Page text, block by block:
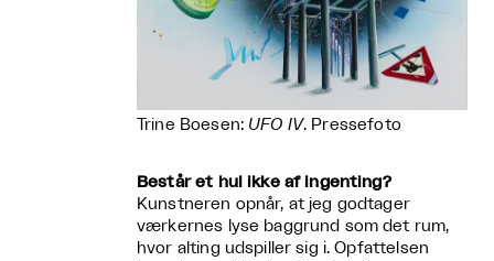
Trine Boesen: UFO IV. Pressefoto
Består et hul ikke af ingenting?
Kunstneren opnår, at jeg godtager
værkernes lyse baggrund som det rum,
hvor alting udspiller sig i. Opfattelsen